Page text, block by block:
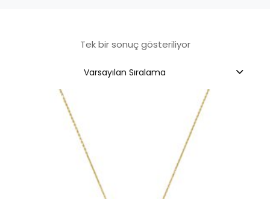
Tek bir sonuç gösteriliyor
Varsayılan Sıralama